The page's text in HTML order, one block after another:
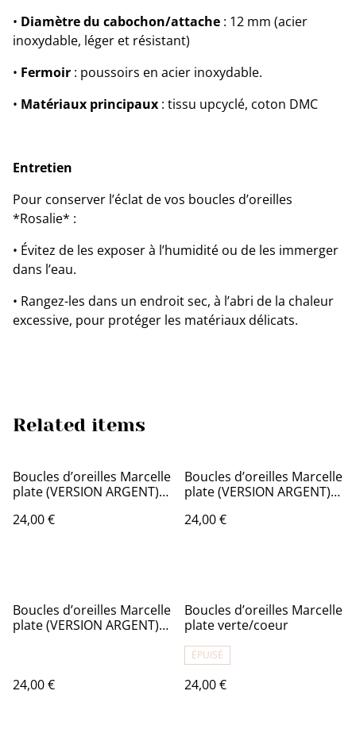
• Diamètre du cabochon/attache : 12 mm (acier
inoxydable, léger et résistant)
• Fermoir : poussoirs en acier inoxydable.
• Matériaux principaux : tissu upcyclé, coton DMC
Entretien
Pour conserver l’éclat de vos boucles d’oreilles
*Rosalie* :
• Évitez de les exposer à l’humidité ou de les immerger
dans l’eau.
• Rangez-les dans un endroit sec, à l’abri de la chaleur
excessive, pour protéger les matériaux délicats.
Related items
Boucles d’oreilles Marcelle
plate (VERSION ARGENT)
24,00 €
Boucles d’oreilles Marcelle
plate (VERSION ARGENT)
24,00 €
Boucles d’oreilles Marcelle
plate (VERSION ARGENT)
24,00 €
Boucles d’oreilles Marcelle
plate verte/coeur
ÉPUISÉ
24,00 €